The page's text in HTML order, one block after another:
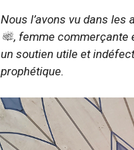
Nous l’avons vu dans
, femme commerçante
un soutien utile et
prophétique.